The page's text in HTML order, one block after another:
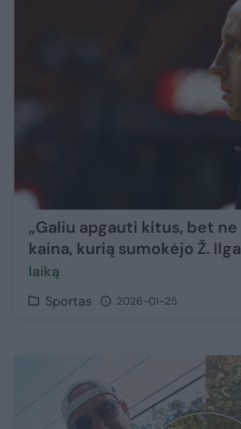
„Galiu apgauti kitus, bet ne
kaina, kurią sumokėjo Ž.
laiką
Sportas 2026-01-25